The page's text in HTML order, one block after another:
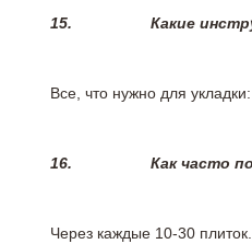
15. Какие
Все, что нужно для
16. Как часто
Через каждые 10-30